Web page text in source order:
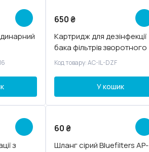
650₴
Картридж для дезінфекції
бака фільтрів зворотного
осмосу
Код товару: AC-IL-DZF
У кошик
з
60₴
Шланг сірий Bluefilters AP-